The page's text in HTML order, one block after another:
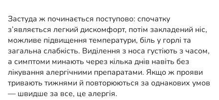
Застуда ж починається поступово: спочатку
з’являється легкий дискомфорт, потім закладений ніс,
можливе підвищення температури, біль у горлі та
загальна слабкість. Виділення з носа густіють з часом,
а симптоми минають через кілька днів навіть без
лікування алергічними препаратами. Якщо ж прояви
тривають тижнями й повторюються за однакових умов
— швидше за все, це алергія.